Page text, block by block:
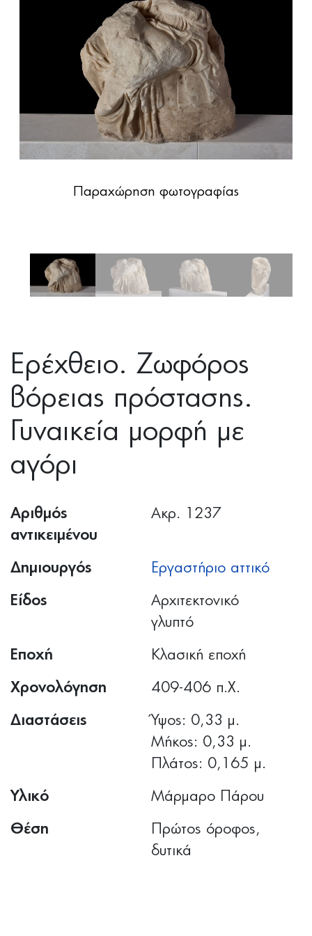
Παραχώρηση φωτογραφίας
Ερέχθειο. Ζωφόρος
βόρειας πρόστασης.
Γυναικεία μορφή με
αγόρι
Αριθμός
αντικειμένου
Ακρ. 1237
Δημιουργός Εργαστήριο αττικό
Είδος
Αρχιτεκτονικό
γλυπτό
Εποχή Κλασική εποχή
Χρονολόγηση 409-406 π.Χ.
Διαστάσεις
Ύψος: 0,33 μ.
Μήκος: 0,33 μ.
Πλάτος: 0,165 μ.
Υλικό Μάρμαρο Πάρου
Θέση
Πρώτος όροφος,
δυτικά